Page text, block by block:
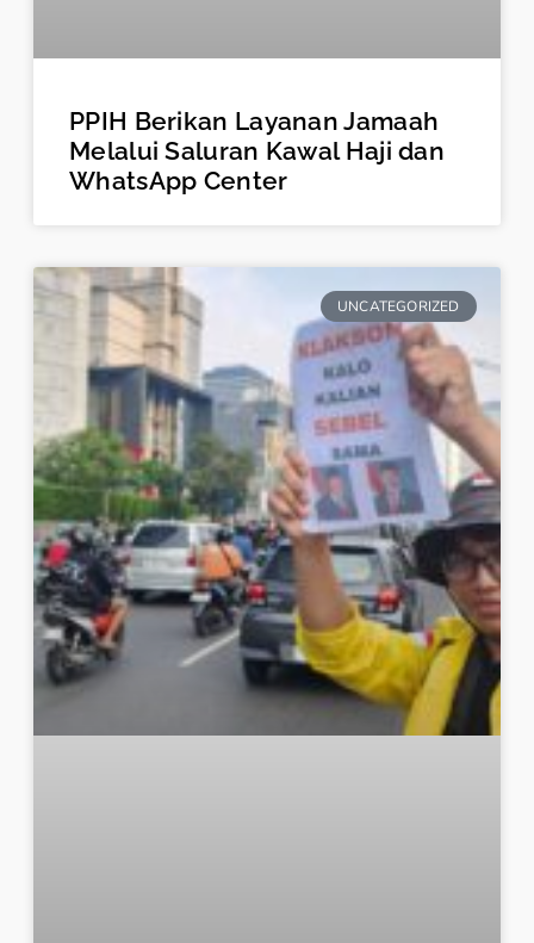
PPIH Berikan Layanan Jamaah
Melalui Saluran Kawal Haji dan
WhatsApp Center
UNCATEGORIZED